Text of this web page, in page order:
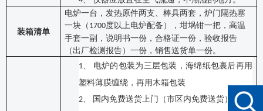
装箱清单
电炉一台， 发热原件两支、棒具两套，炉门隔热塞
一块（ 1700度以上电炉配备），坩埚钳一把，高温
手套一副，说明书一份，合格证一份，验收报告
（出厂检测报告）一份，销售送货单一份。
1、 电炉的包装为三层包装，海绵纸包裹后再用
塑料薄膜缠绕，再用木箱包装
2、
国内免费送货上门（市区内免费送货）